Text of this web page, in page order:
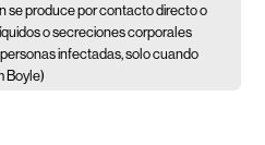
se produce por contacto directo o
o secreciones corporales
infectadas, solo cuando
Boyle)